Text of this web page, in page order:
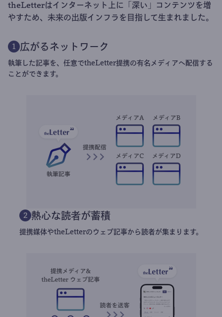
theLetterはインターネット上に「深い」コンテンツを増
やすため、未来の出版インフラを目指して生まれました。
1 広がるネットワーク
執筆した記事を、任意でtheLetter提携の有名メディアへ配信する
ことができます。
2 熱心な読者が蓄積
提携媒体やtheLetterのウェブ記事から読者が集まります。